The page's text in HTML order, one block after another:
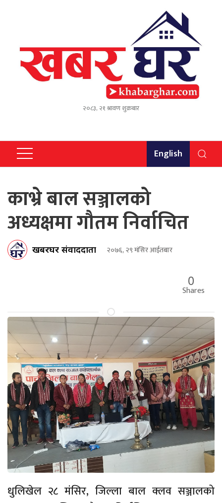
२०८३, २१ श्रावण शुक्रबार
English
काभ्रे बाल सञ्जालको
अध्यक्षमा गौतम निर्वाचित
खबरघर संवाददाता २०७६, २९ मंसिर आईतबार
0
Shares
धुलिखेल २८ मंसिर, जिल्ला बाल क्लव सञ्जालको